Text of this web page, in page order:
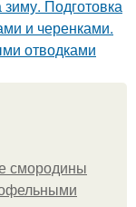
Подготовка
и черенками.
отводками
смородины